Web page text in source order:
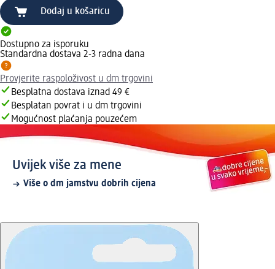
Dodaj u košaricu
Dostupno za isporuku
Standardna dostava 2-3 radna dana
Provjerite raspoloživost u dm trgovini
Besplatna dostava iznad 49 €
Besplatan povrat i u dm trgovini
Mogućnost plaćanja pouzećem
Uvijek više za mene
Više o dm jamstvu dobrih cijena